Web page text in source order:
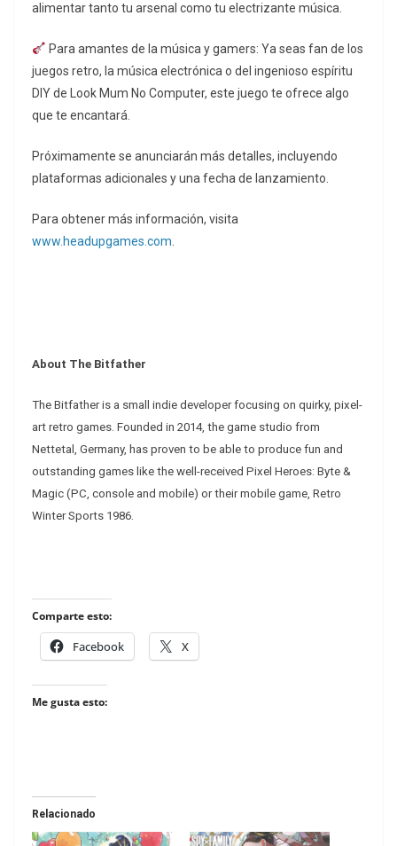
alimentar tanto tu arsenal como tu electrizante música.
Para amantes de la música y gamers: Ya seas fan de los
juegos retro, la música electrónica o del ingenioso espíritu
DIY de Look Mum No Computer, este juego te ofrece algo
que te encantará.
Próximamente se anunciarán más detalles, incluyendo
plataformas adicionales y una fecha de lanzamiento.
Para obtener más información, visita
www.headupgames.com
About The Bitfather
The Bitfather is a small indie developer focusing on quirky, pixel-
art retro games. Founded in 2014, the game studio from
Nettetal, Germany, has proven to be able to produce fun and
outstanding games like the well-received Pixel Heroes: Byte &
Magic (PC, console and mobile) or their mobile game, Retro
Winter Sports 1986.
Comparte esto:
Facebook X
Me gusta esto:
Relacionado